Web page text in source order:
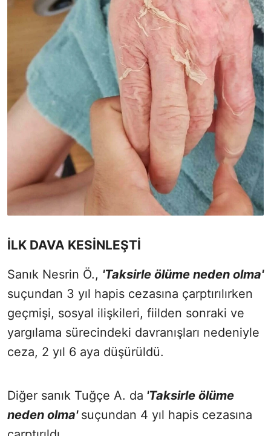
İLK DAVA KESİNLEŞTİ
Sanık Nesrin Ö., 'Taksirle ölüme neden olma'
suçundan 3 yıl hapis cezasına çarptırılırken
geçmişi, sosyal ilişkileri, fiilden sonraki ve
yargılama sürecindeki davranışları nedeniyle
ceza, 2 yıl 6 aya düşürüldü.
Diğer sanık Tuğçe A. da 'Taksirle ölüme
neden olma' suçundan 4 yıl hapis cezasına